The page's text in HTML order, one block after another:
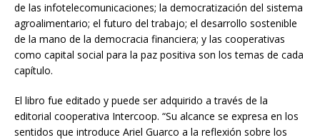
de las infotelecomunicaciones; la democratización del sistema
agroalimentario; el futuro del trabajo; el desarrollo sostenible
de la mano de la democracia financiera; y las cooperativas
como capital social para la paz positiva son los temas de cada
capítulo.
El libro fue editado y puede ser adquirido a través de la
editorial cooperativa Intercoop. “Su alcance se expresa en los
sentidos que introduce Ariel Guarco a la reflexión sobre los